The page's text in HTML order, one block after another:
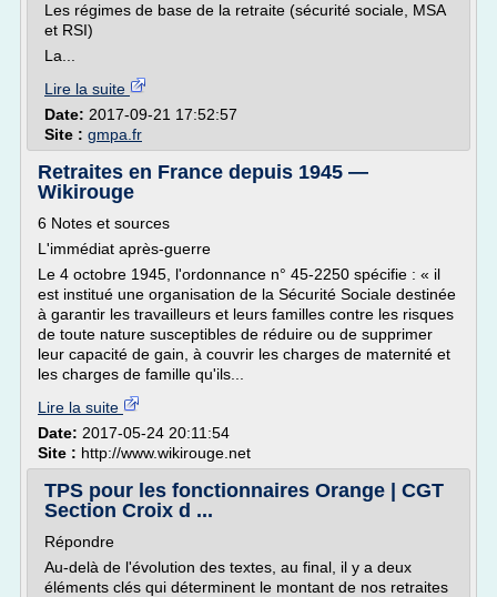
Les régimes de base de la retraite (sécurité sociale, MSA
et RSI)
La...
Lire la suite
Date: 2017-09-21 17:52:57
Site : gmpa.fr
Retraites en France depuis 1945 —
Wikirouge
6 Notes et sources
L'immédiat après-guerre
Le 4 octobre 1945, l'ordonnance n° 45-2250 spécifie : « il
est institué une organisation de la Sécurité Sociale destinée
à garantir les travailleurs et leurs familles contre les risques
de toute nature susceptibles de réduire ou de supprimer
leur capacité de gain, à couvrir les charges de maternité et
les charges de famille qu'ils...
Lire la suite
Date: 2017-05-24 20:11:54
Site : http://www.wikirouge.net
TPS pour les fonctionnaires Orange | CGT
Section Croix d ...
Répondre
Au-delà de l'évolution des textes, au final, il y a deux
éléments clés qui déterminent le montant de nos retraites